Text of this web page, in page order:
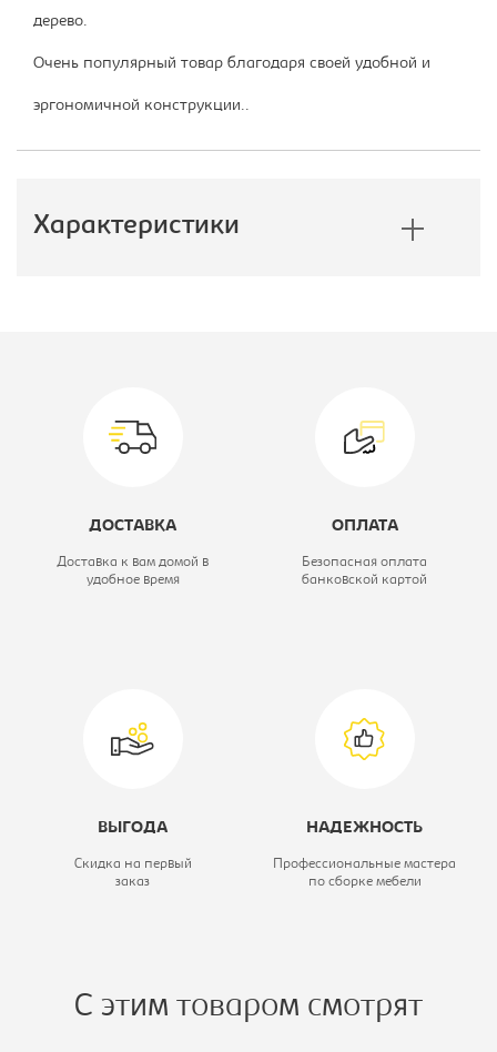
дерево.
Очень популярный товар благодаря своей удобной и
эргономичной конструкции..
Характеристики
бриллиант
Модель: СРП-036 с
ДОСТАВКА
Доставка к вам домой в
удобное время
ОПЛАТА
Безопасная оплата
банковской картой
ВЫГОДА
Скидка на первый
заказ
НАДЕЖНОСТЬ
Профессиональные мастера
по сборке мебели
С этим товаром смотрят